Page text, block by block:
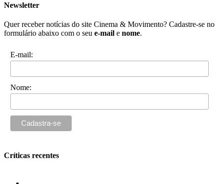
Newsletter
Quer receber notícias do site Cinema & Movimento? Cadastre-se no
formulário abaixo com o seu e-mail e nome.
E-mail:
Nome:
Críticas recentes